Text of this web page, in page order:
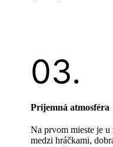
Príjemná atmosféra
Na prvom mieste je
medzi hráčkami,